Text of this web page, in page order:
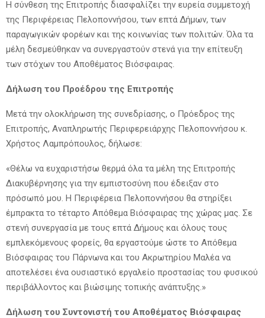
Η σύνθεση της Επιτροπής διασφαλίζει την ευρεία συμμετοχή
της Περιφέρειας Πελοποννήσου, των επτά Δήμων, των
παραγωγικών φορέων και της κοινωνίας των πολιτών. Όλα τα
μέλη δεσμεύθηκαν να συνεργαστούν στενά για την επίτευξη
των στόχων του Αποθέματος Βιόσφαιρας.
Δήλωση του Προέδρου της Επιτροπής
Μετά την ολοκλήρωση της συνεδρίασης, ο Πρόεδρος της
Επιτροπής, Αναπληρωτής Περιφερειάρχης Πελοποννήσου κ.
Χρήστος Λαμπρόπουλος, δήλωσε:
«Θέλω να ευχαριστήσω θερμά όλα τα μέλη της Επιτροπής
Διακυβέρνησης για την εμπιστοσύνη που έδειξαν στο
πρόσωπό μου. Η Περιφέρεια Πελοποννήσου θα στηρίξει
έμπρακτα το τέταρτο Απόθεμα Βιόσφαιρας της χώρας μας. Σε
στενή συνεργασία με τους επτά Δήμους και όλους τους
εμπλεκόμενους φορείς, θα εργαστούμε ώστε το Απόθεμα
Βιόσφαιρας του Πάρνωνα και του Ακρωτηρίου Μαλέα να
αποτελέσει ένα ουσιαστικό εργαλείο προστασίας του φυσικού
περιβάλλοντος και βιώσιμης τοπικής ανάπτυξης.»
Δήλωση του Συντονιστή του Αποθέματος Βιόσφαιρας